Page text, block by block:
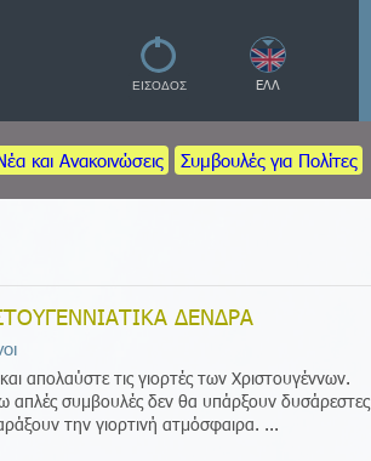
ΕΛΛ
και Ανακοινώσεις Συμβουλές για Πολίτες
ΔΕΝΔΡΑ
απολαύστε τις γιορτές των Χριστουγέννων.
απλές συμβουλές δεν θα υπάρξουν δυσάρεστες
την γιορτινή ατμόσφαιρα. ...